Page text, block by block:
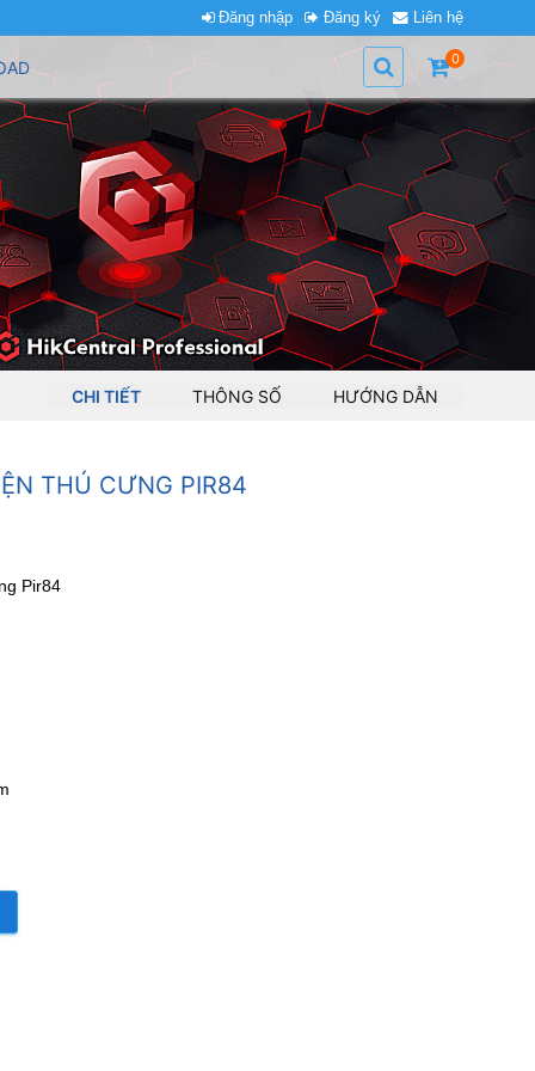
Đăng nhập Đăng ký Liên hệ
0
CHI TIẾT THÔNG SỐ HƯỚNG DẪN
THÚ CƯNG PIR84
Pir84